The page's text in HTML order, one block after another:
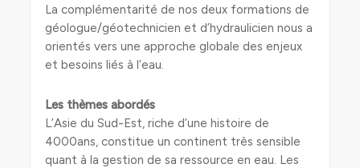
La complémentarité de nos deux formations de
géologue/géotechnicien et d’hydraulicien nous a
orientés vers une approche globale des enjeux
et besoins liés à l’eau.
Les thèmes abordés
L’Asie du Sud-Est, riche d’une histoire de
4000ans, constitue un continent très sensible
quant à la gestion de sa ressource en eau. Les